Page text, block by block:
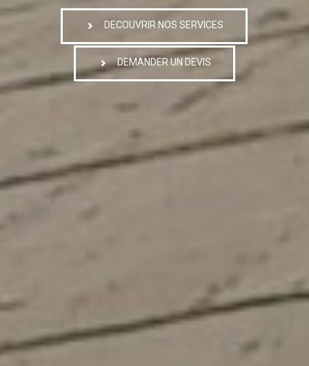
DECOUVRIR NOS SERVICES
DEMANDER UN DEVIS